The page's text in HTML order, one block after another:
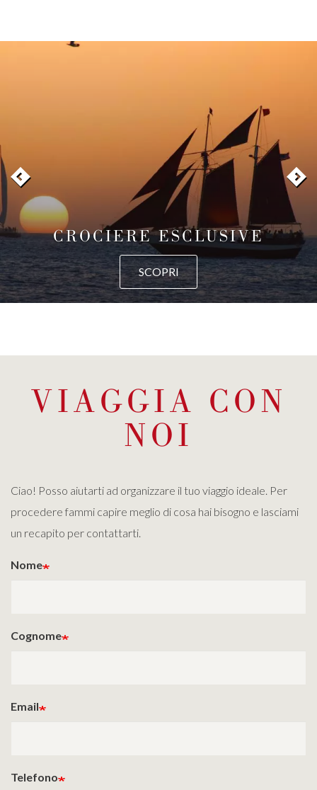
CROCIERE ESCLUSIVE
SCOPRI
VIAGGIA CON
NOI
Ciao! Posso aiutarti ad organizzare il tuo viaggio ideale. Per
procedere fammi capire meglio di cosa hai bisogno e lasciami
un recapito per contattarti.
Nome
Cognome
Email
Telefono